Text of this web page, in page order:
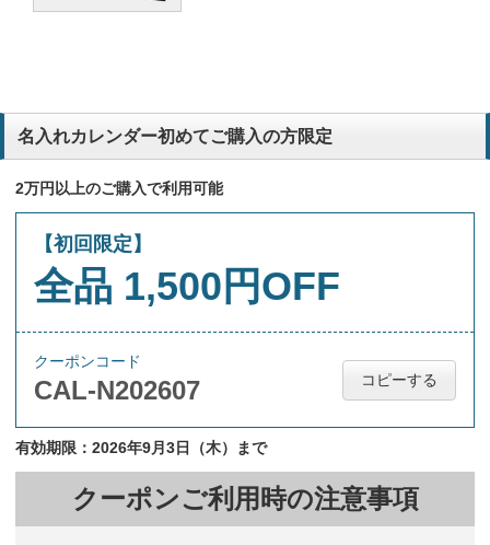
名入れカレンダー初めてご購入の方限定
2万円以上のご購入で利用可能
【初回限定】
全品 1,500円OFF
クーポンコード
CAL-N202607 コピーする
有効期限：2026年9月3日（木）まで
クーポンご利用時の注意事項